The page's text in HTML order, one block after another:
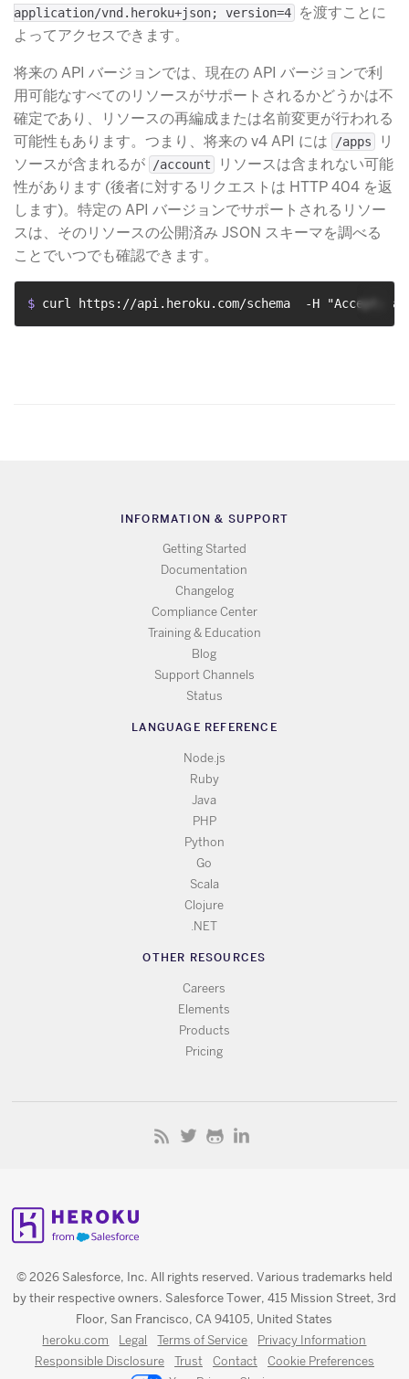
application/vnd.heroku+json; version=4
​ を渡すことに
よってアクセスできます。
将来の API バージョンでは、現在の API バージョンで利
用可能なすべてのリソースがサポートされるかどうかは不
確定であり、リソースの再編成または名前変更が行われる
可能性もあります。つまり、将来の v4 API には
/apps
​ リ
ソースが含まれるが
/account
​ リソースは含まれない可能
性があります (後者に対するリクエストは HTTP 404 を返
します)。特定の API バージョンでサポートされるリソー
スは、そのリソースの公開済み JSON スキーマを調べる
ことでいつでも確認できます。
$ curl https://api.heroku.com/schema  -H "Accept:
INFORMATION & SUPPORT
Getting Started
Documentation
Changelog
Compliance Center
Training & Education
Blog
Support Channels
Status
LANGUAGE REFERENCE
Node.js
Ruby
Java
PHP
Python
Go
Scala
Clojure
.NET
OTHER RESOURCES
Careers
Elements
Products
Pricing
© 2026 Salesforce, Inc. All rights reserved. Various trademarks held
by their respective owners. Salesforce Tower, 415 Mission Street, 3rd
Floor, San Francisco, CA 94105, United States
heroku.com Legal Terms of Service
Privacy Information
Responsible Disclosure
Trust Contact
Cookie Preferences